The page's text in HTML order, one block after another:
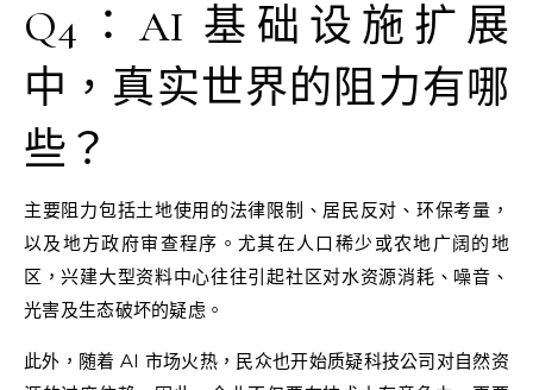
Q4：AI 基础设施扩展
中，真实世界的阻力有哪
些？
主要阻力包括土地使用的法律限制、居民反对、环保考量，
以及地方政府审查程序。尤其在人口稀少或农地广阔的地
区，兴建大型资料中心往往引起社区对水资源消耗、噪音、
光害及生态破坏的疑虑。
此外，随着 AI 市场火热，民众也开始质疑科技公司对自然资